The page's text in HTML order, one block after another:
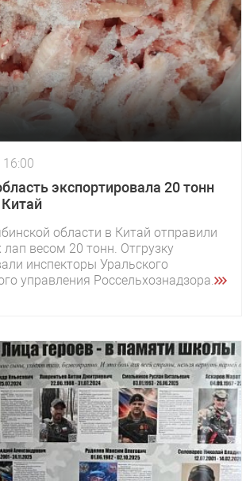
экспортировала 20 тонн
области в Китай отправили
весом 20 тонн. Отгрузку
инспекторы Уральского
управления Россельхознадзора.